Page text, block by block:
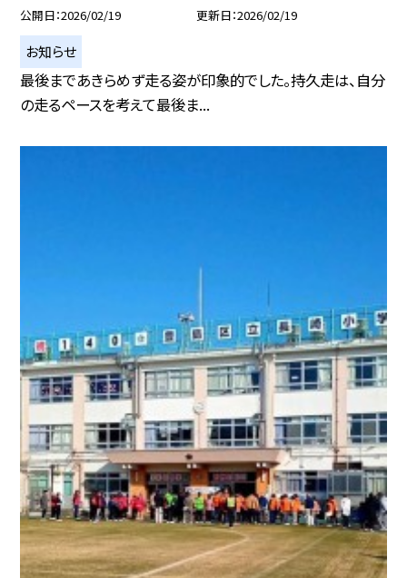
公開日 2026/02/19 更新日 2026/02/19
お知らせ
最後まであきらめず走る姿が印象的でした。持久走は、自分
の走るペースを考えて最後ま...